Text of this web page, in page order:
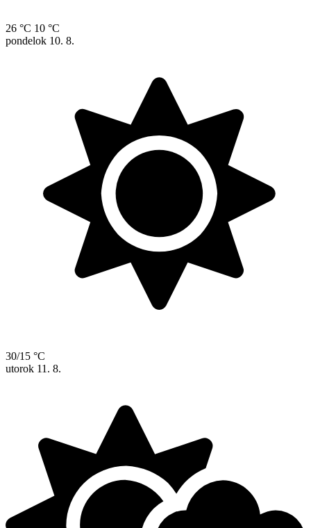
26 °C 10 °C
pondelok 10. 8.
30/15 °C
utorok 11. 8.